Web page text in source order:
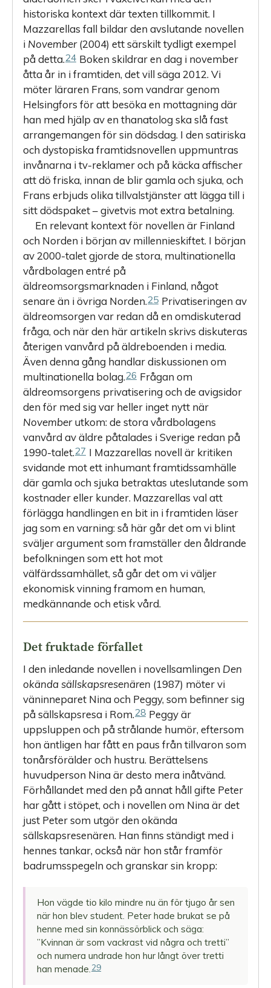
historiska kontext där texten tillkommit. I
Mazzarellas fall bildar den avslutande novellen
i November(2004) ett särskilt tydligt exempel
på detta.24 Boken skildrar en dag i november
åtta år in i framtiden, det vill säga 2012. Vi
möter läraren Frans, som vandrar genom
Helsingfors för att besöka en mottagning där
han med hjälp av en thanatolog ska slå fast
arrangemangen för sin dödsdag. I den satiriska
och dystopiska framtidsnovellen uppmuntras
invånarna i tv-reklamer och på käcka affischer
att dö friska, innan de blir gamla och sjuka, och
Frans erbjuds olika tillvalstjänster att lägga till i
sitt dödspaket – givetvis mot extra betalning.
En relevant kontext för novellen är Finland
och Norden i början av millennieskiftet. I början
av 2000-talet gjorde de stora, multinationella
vårdbolagen entré på
äldreomsorgsmarknaden i Finland, något
senare än i övriga Norden.25 Privatiseringen av
äldreomsorgen var redan då en omdiskuterad
fråga, och när den här artikeln skrivs diskuteras
återigen vanvård på äldreboenden i media.
Även denna gång handlar diskussionen om
multinationella bolag.26 Frågan om
äldreomsorgens privatisering och de avigsidor
den för med sig var heller inget nytt när
Novemberutkom: de stora vårdbolagens
vanvård av äldre påtalades i Sverige redan på
1990-talet.27 I Mazzarellas novell är kritiken
svidande mot ett inhumant framtidssamhälle
där gamla och sjuka betraktas uteslutande som
kostnader eller kunder. Mazzarellas val att
förlägga handlingen en bit in i framtiden läser
jag som en varning: så här går det om vi blint
sväljer argument som framställer den åldrande
befolkningen som ett hot mot
välfärdssamhället, så går det om vi väljer
ekonomisk vinning framom en human,
medkännande och etisk vård.
Det fruktade förfallet
I den inledande novellen i novellsamlingen Den
okända sällskaps­resenären (1987) möter vi
väninneparet Nina och Peggy, som befinner sig
på sällskapsresa i Rom.28 Peggy är
uppsluppen och på strålande humör, eftersom
hon äntligen har fått en paus från tillvaron som
tonårsförälder och hustru. Berättelsens
huvudperson Nina är desto mera inåtvänd.
Förhållandet med den på annat håll gifte Peter
har gått i stöpet, och i novellen om Nina är det
just Peter som utgör den okända
sällskapsresenären. Han finns ständigt med i
hennes tankar, också när hon står framför
badrumsspegeln och granskar sin kropp:
Hon vägde tio kilo mindre nu än för tjugo år sen
när hon blev student. Peter hade brukat se på
henne med sin konnässörblick och säga:
”Kvinnan är som vackrast vid några och tretti”
och numera undrade hon hur långt över tretti
han menade.29